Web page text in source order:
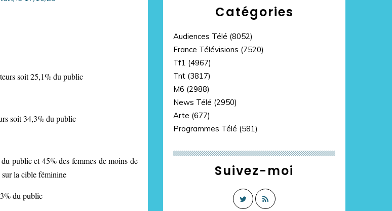
soit 25,1% du public
soit 34,3% du public
public et 45% des femmes de moins de
sur la cible féminine
du public
Catégories
Audiences Télé (8052)
France Télévisions (7520)
Tf1 (4967)
Tnt (3817)
M6 (2988)
News Télé (2950)
Arte (677)
Programmes Télé (581)
Suivez-moi